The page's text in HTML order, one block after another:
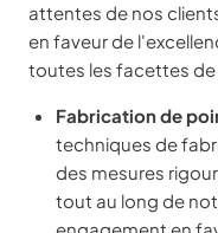
attentes de nos
en faveur de
toutes les facettes
Fabrication de
techniques de
des mesures
tout au long de